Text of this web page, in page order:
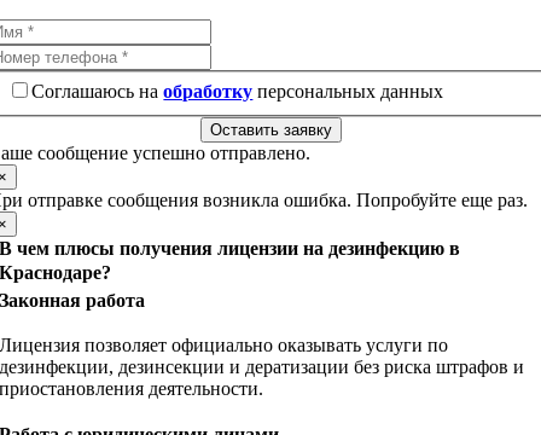
Соглашаюсь наобработку персональных данных
Оставить заявку
сообщение успешно отправлено.
отправке сообщения возникла ошибка. Попробуйте еще раз.
В чем плюсы получения лицензии на дезинфекцию в
Краснодаре?
Законная работа
Лицензия позволяет официально оказывать услуги по
дезинфекции, дезинсекции и дератизации без риска штрафов и
приостановления деятельности.